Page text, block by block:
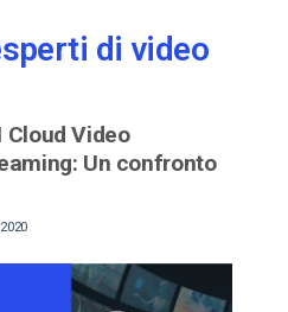
di video
Cloud Video
Un confronto